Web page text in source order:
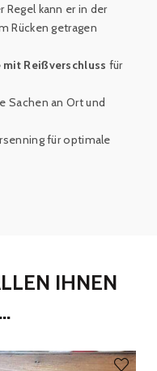
Regel kann er in der
Rücken getragen
Reißverschluss für
Sachen an Ort und
für optimale
IHNEN